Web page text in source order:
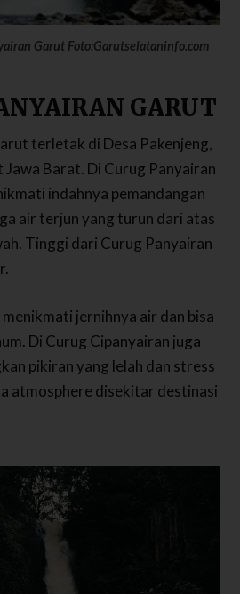
Garut Foto:Garutselataninfo.com
GARUT
terletak di Desa Pakenjeng,
Jawa Barat. Di Curug Panyairan
indahnya pemandangan
air terjun yang turun dari atas
Tinggi dari Curug Panyairan
jernihnya air dan bisa
Di Curug Cipanyairan juga
pikiran yang lelah dan stress
atmosphere disekitar destinasi